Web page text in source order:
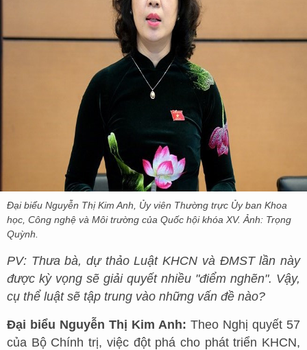
Đại biểu Nguyễn Thị Kim Anh, Ủy viên Thường trực Ủy ban Khoa
học, Công nghệ và Môi trường của Quốc hội khóa XV. Ảnh: Trọng
Quỳnh.
PV: Thưa bà, dự thảo Luật KHCN và ĐMST lần này
được kỳ vọng sẽ giải quyết nhiều "điểm nghẽn". Vậy,
cụ thể luật sẽ tập trung vào những vấn đề nào?
Đại biểu Nguyễn Thị Kim Anh: Theo Nghị quyết 57
của Bộ Chính trị, việc đột phá cho phát triển KHCN,